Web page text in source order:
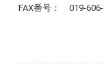
FAX番号： 019-